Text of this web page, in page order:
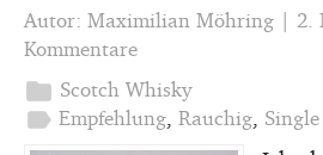
Autor: Maximilian Möhring | 2.
Kommentare
folder Scotch Whisky
label Empfehlung, Rauchig,